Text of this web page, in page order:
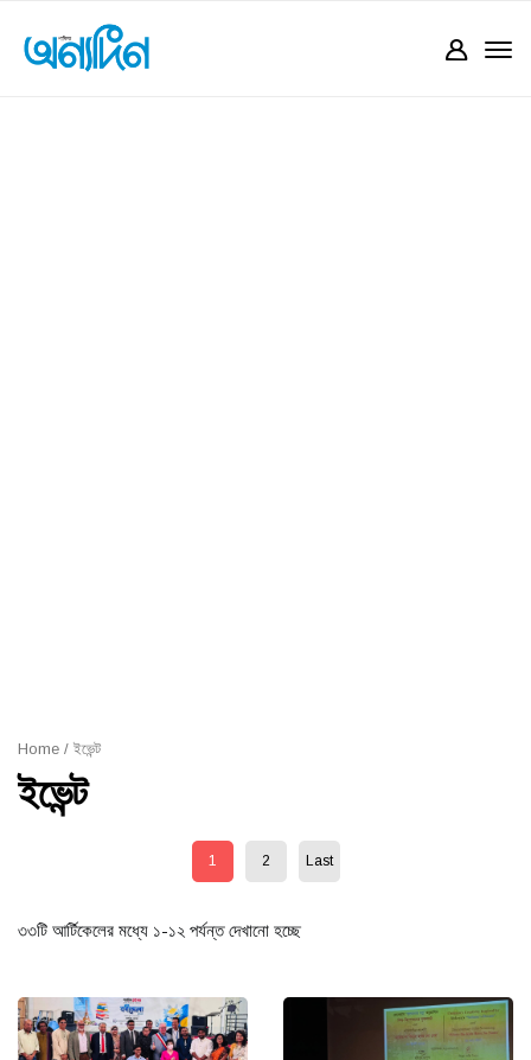
Home / ইভেন্ট
ইভেন্ট
1 2 Last
৩৩টি আর্টিকেলের মধ্যে ১-১২ পর্যন্ত দেখানো হচ্ছে